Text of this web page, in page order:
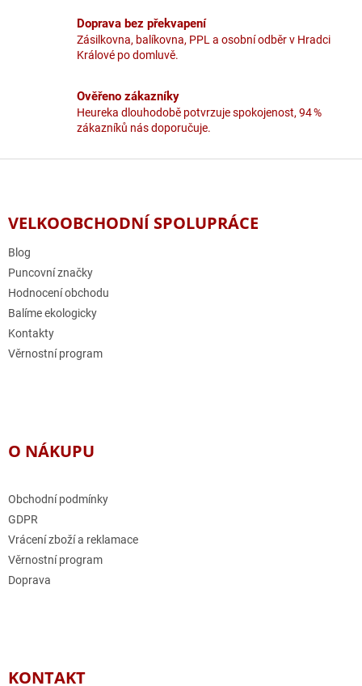
y
v
u
Doprava bez překvapení
Zásilkovna, balíkovna, PPL a osobní odběr v Hradci
Králové po domluvě.
Ověřeno zákazníky
Heureka dlouhodobě potvrzuje spokojenost, 94 %
zákazníků nás doporučuje.
Z
VELKOOBCHODNÍ SPOLUPRÁCE
Blog
Puncovní značky
Hodnocení obchodu
Balíme ekologicky
Kontakty
Věrnostní program
O NÁKUPU
Obchodní podmínky
GDPR
Vrácení zboží a reklamace
Věrnostní program
Doprava
KONTAKT